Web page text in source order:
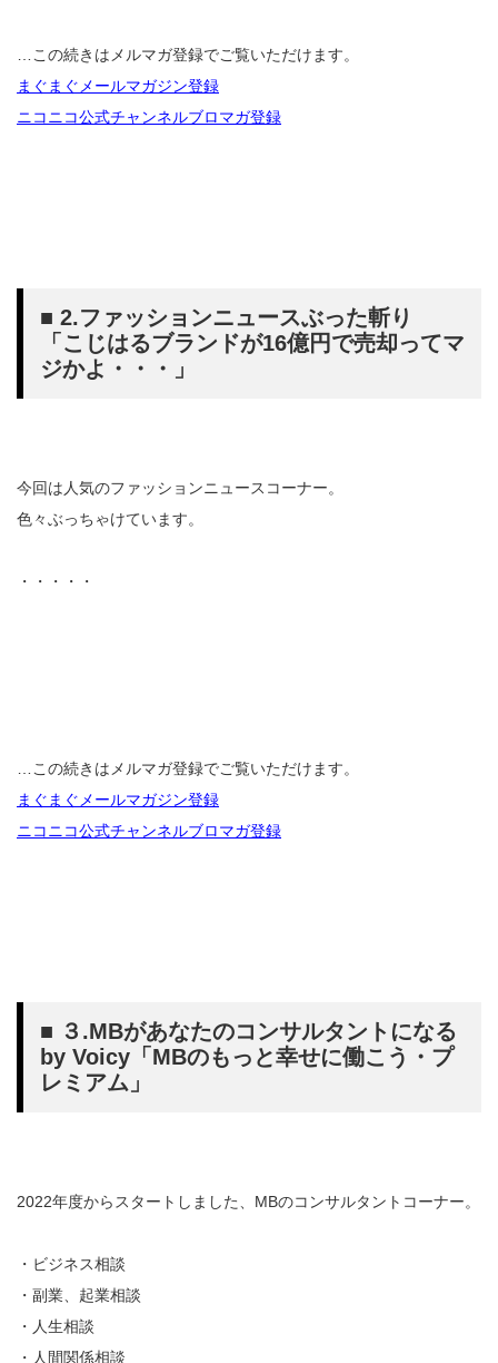
…この続きはメルマガ登録でご覧いただけます。
まぐまぐメールマガジン登録
ニコニコ公式チャンネルブロマガ登録
■ 2.ファッションニュースぶった斬り
「こじはるブランドが16億円で売却ってマ
ジかよ・・・」
今回は人気のファッションニュースコーナー。
色々ぶっちゃけています。
・・・・・
…この続きはメルマガ登録でご覧いただけます。
まぐまぐメールマガジン登録
ニコニコ公式チャンネルブロマガ登録
■ ３.MBがあなたのコンサルタントになる
by Voicy「MBのもっと幸せに働こう・プ
レミアム」
2022年度からスタートしました、MBのコンサルタントコーナー。
・ビジネス相談
・副業、起業相談
・人生相談
・人間関係相談